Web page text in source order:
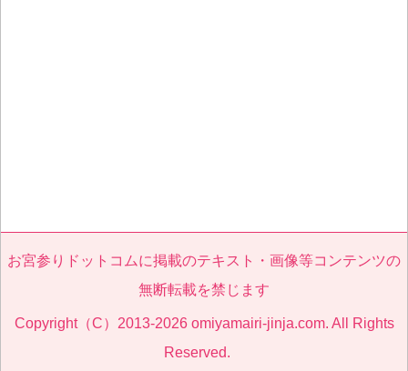
お宮参りドットコムに掲載のテキスト・画像等コンテンツの
無断転載を禁じます
Copyright（C）2013-2026 omiyamairi-jinja.com. All Rights
Reserved.